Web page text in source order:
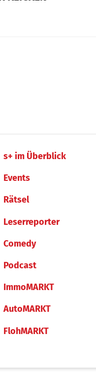
s+ im Überblick
Events
Rätsel
Leserreporter
Comedy
Podcast
ImmoMARKT
AutoMARKT
FlohMARKT